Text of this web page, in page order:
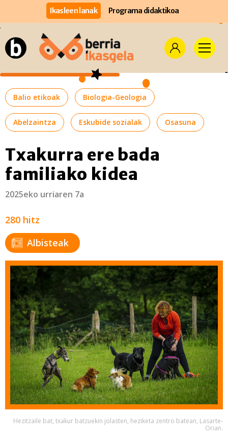
Ikasleen lanak Programa didaktikoa
Balio etikoak Biologia-Geologia
Abelzaintza Eskubide sozialak Osasuna
Txakurra ere bada
familiako kidea
2025eko urriaren 7a
280 hitz
Albisteak
Hezitzaile bat, txakur batzuekin jolasten, heziketa zentro batean, Lasarte-
Orian.